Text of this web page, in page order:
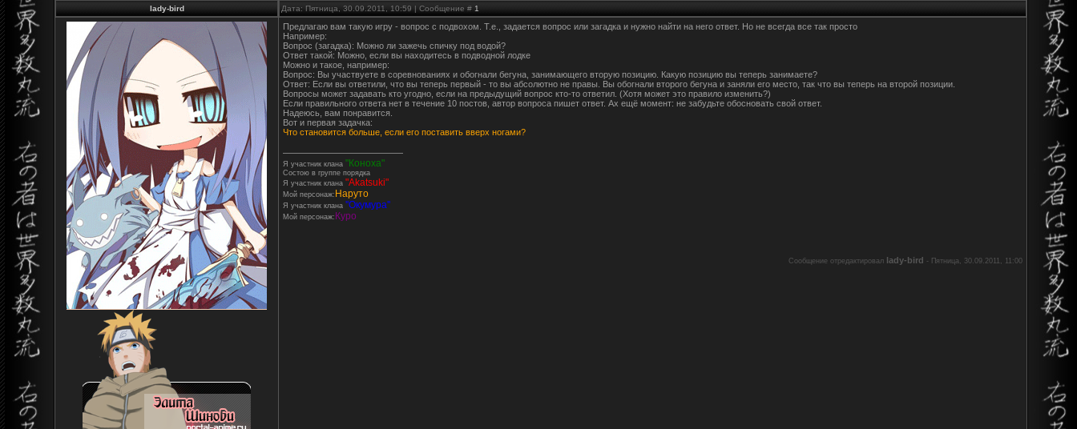
lady-bird Дата: Пятница, 30.09.2011, 10:59 | Сообщение # 1
Предлагаю вам такую игру - вопрос с подвохом. Т.е., задается вопрос или загадка и нужно найти на него ответ. Но не всегда все так просто
Например:
Вопрос (загадка): Можно ли зажечь спичку под водой?
Ответ такой: Можно, если вы находитесь в подводной лодке
Можно и такое, например:
Вопрос: Вы участвуете в соревнованиях и обогнали бегуна, занимающего вторую позицию. Какую позицию вы теперь занимаете?
Ответ: Если вы ответили, что вы теперь первый - то вы абсолютно не правы. Вы обогнали второго бегуна и заняли его место, так что вы теперь на второй позиции.
Вопросы может задавать кто угодно, если на предыдущий вопрос кто-то ответил. (Хотя может это правило изменить?)
Если правильного ответа нет в течение 10 постов, автор вопроса пишет ответ. Ах ещё момент: не забудьте обосновать свой ответ.
Надеюсь, вам понравится.
Вот и первая задачка:
Что становится больше, если его поставить вверх ногами?
Я участник клана "Коноха"
Состою в группе порядка
Я участник клана "Akatsuki"
Мой персонаж: Наруто
Я участник клана ''Окумура''
Мой персонаж: Куро
Сообщение отредактировал lady-bird - Пятница, 30.09.2011, 11:00